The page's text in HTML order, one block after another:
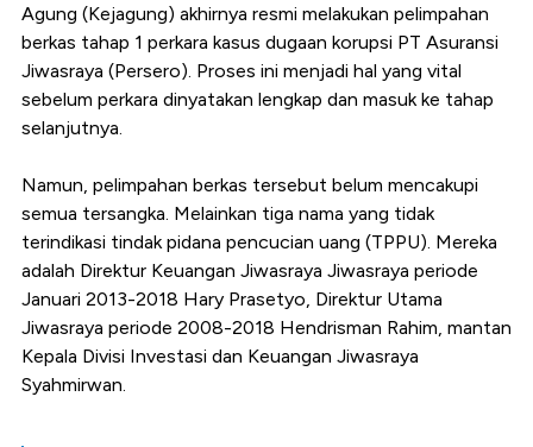
Agung (Kejagung) akhirnya resmi melakukan pelimpahan
berkas tahap 1 perkara kasus dugaan korupsi PT Asuransi
Jiwasraya (Persero). Proses ini menjadi hal yang vital
sebelum perkara dinyatakan lengkap dan masuk ke tahap
selanjutnya.
Namun, pelimpahan berkas tersebut belum mencakupi
semua tersangka. Melainkan tiga nama yang tidak
terindikasi tindak pidana pencucian uang (TPPU). Mereka
adalah Direktur Keuangan Jiwasraya Jiwasraya periode
Januari 2013-2018 Hary Prasetyo, Direktur Utama
Jiwasraya periode 2008-2018 Hendrisman Rahim, mantan
Kepala Divisi Investasi dan Keuangan Jiwasraya
Syahmirwan.